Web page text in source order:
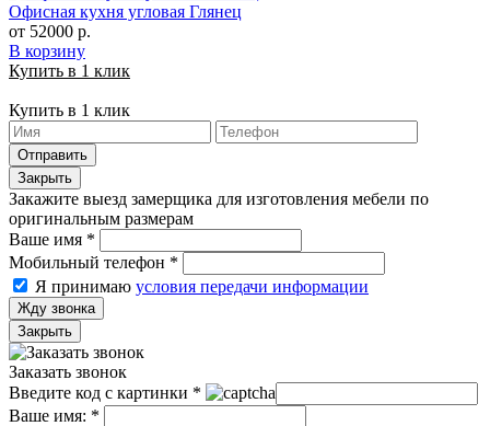
Офисная кухня угловая Глянец
от 52000 р.
В корзину
Купить в 1 клик
Купить в 1 клик
Отправить
Закрыть
Закажите выезд замерщика для изготовления мебели по
оригинальным размерам
Ваше имя *
Мобильный телефон *
Я принимаю условия передачи информации
Жду звонка
Закрыть
Заказать звонок
Введите код с картинки *
Ваше имя: *